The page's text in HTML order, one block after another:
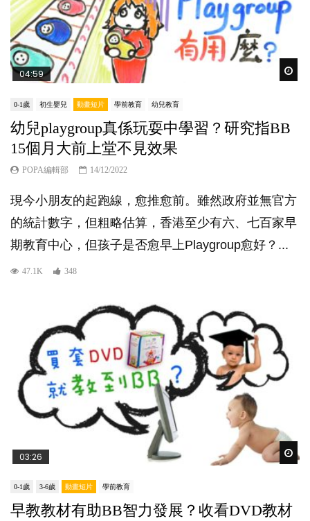
04:59
0-1歲 初生嬰兒 動畫短片 學前教育 幼兒教育
幼兒playgroup真係玩耍中學習？研究指BB
15個月大前上堂不見效果
POPA編輯部 14/12/2022
現今小朋友的起跑線，愈推愈前。雖然政府並無官方
的統計數字，但粗略估算，香港至少有六、七百家早
期教育中心，但孩子是否愈早上Playgroup愈好？...
47.1K 348
03:26
0-1歲 3-6歲 動畫短片 學前教育
早教教材有助BB智力發展？收看DVD教材